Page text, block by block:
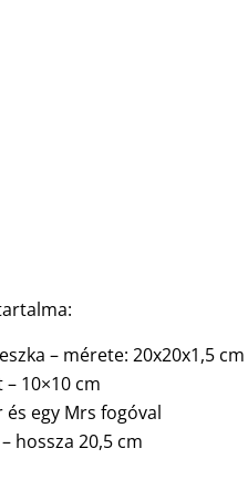
– mérete: 20x20x1,5 cm
10×10 cm
egy Mrs fogóval
hossza 20,5 cm